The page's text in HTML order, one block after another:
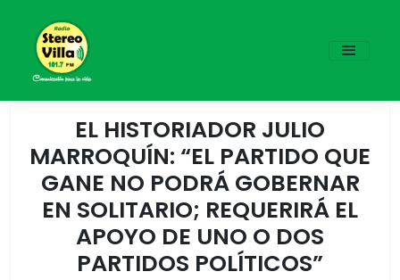
EL HISTORIADOR JULIO
MARROQUÍN: “EL PARTIDO QUE
GANE NO PODRÁ GOBERNAR
EN SOLITARIO; REQUERIRÁ EL
APOYO DE UNO O DOS
PARTIDOS POLÍTICOS”